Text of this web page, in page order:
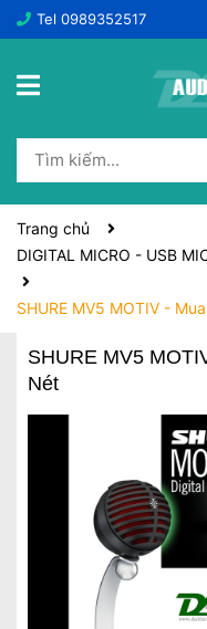
Tel 0989352517
Trang chủ
DIGITAL MICRO - USB
SHURE MV5 MOTIV -
SHURE MV5
Nét